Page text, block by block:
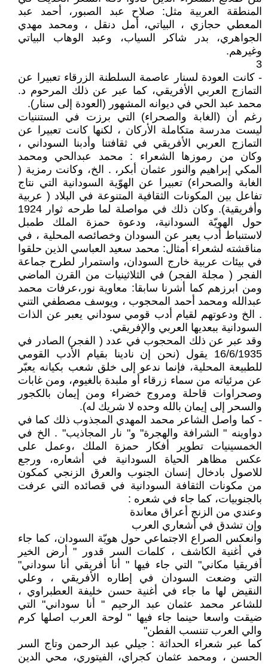
المنطقة العربية مثل: صلاح عبد الصبور، أحمد عبد
المعطي حجازي ، البياتي، أمل دنقل ، ومحمد مهدي
الجواهري، بدر شاكر السياب، وعبد الوهاب البياتي
وغيرهم.
3
- كانت العودة لسنار عاصمة السلطنة الزرقاء تعبيرا عن
التمازج العربي الأفريقي، كما عبر عن ذلك المرحوم د.
محمد عبد الحي في ديوانه المشهور (العودة إلى سنار).
رغم أن (الغابة والصحراء) التي برزت في الستننيات
ليست مدرسة متكاملة الأركان ، لكنها كانت تعبيرا عن
التمازج العربي الأفريقي في ثقافتنا وأدبنا السوداني ،
وكان من رموزها الشعراء : محمد عبدالحي ومحمد
المكي إبراهيم والنور عثمان أبكر، . الخ، وكانت رمزية (
الغابة والصحراء) تعبيرا عن الهوّية السودانية التي نتاج
تفاعل بين المكونات الثقافية المتنوعة في البلاد ( عربية
وأفريقية). وكان ذلك في مواصلة لما طرحه ثوار 1924
حول الهويّة السودانية، ودعوة حمزة الملك طمبل
لاستنباط أدب يعبر عن السودان وخصائصه المحلية ، في
مناقشته لشعراء أمثال: محمد سعيد العباسي الذين حلقوا
في بيئات عربية خارج السودان، واستمرار لطرح جماعة
الفجر ( مجلة الفجر) في الثلاثينيات من القرن الماضي
ومن ابرزهم كما أشرنا سابقا: معاوية نور،عرفات محمد
عبدالله ومحمد أحمد المحجوب ، ويوسف مصطفي التني
. الخ ودعوتهم لقيام أدب قومي سوداني يعبر عن الذات
السودانية ببعديها العربي والإفريقي.
وقد عبر عن ذلك المحجوب في عدد ( الفجر) الصادر في
16/6/1935 يقول (نحن إن نادينا بقيام الأدب القومي
للطبيعة المحلية، فإنما ندعو إلى خلق شعب بكيانه يعبّر
عن مرئياته من سماء زرقاء أو ملبدة بالغيوم، ومن غابات
وصحراوات قاحلة ومروج خضراء ومن إيمان بالكجور
والسحر إلى إيمان بالله وحده لا شريك له).
- كما واصل الشاعر محمد المهدي المجذوب ذلك كما في
دواوينه " الشرافة والهجرة" و" نار المجاذيب" . الخ في
الخمسينيات تطوير أفكار حمزة الملك ،وعمل على
عكس مظاهر الحياة السودانية في أشعاره، ورجع
للاصول بادخال إنسان الجنوب والعرق الزنجي كمكون
من مكونات الثقافة السودانية في قصائده التي عرفت
بالجنوبيات، كما جاء في شعره :
وعندي من الزنج أعراق معاندة
وإن تشدق في أشعاري العرب
وانعكس الصراع الاجتماعي حول هويّة السودان، كما جاء
في أغنية الكاشف ، كلمات السر قدور " أرض الخير
أفريقيا مكاني" التي جاء فيها " أنا أفريقي أنا سوداني"
التي وضعت السودان في إطاره الأفريقي ، وعلي
النقيض لها ما جاء في أغنية حسن خليفة العطبراوي ،
للشاعر محمد عثمان عبد الرحيم " أنا سوداني" التي
ضيقت واسعا حينما جاء فيها " لوحة العرب اصلها كرم
والي العرب تننسب الفطن"
كما عبر شعراء الحداثة : جيلي عبد الرحمن وتاج السر
الحسن ، ومحمد عثمان كجراي، الفيتوري، محي الدين